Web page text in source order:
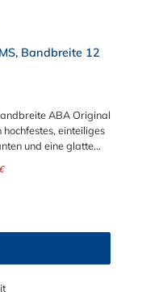
Bandbreite 12
ABA Original
einteiliges
und eine glatte
Spannkraft und
Spannbereich von
können verzinkten
wählen.